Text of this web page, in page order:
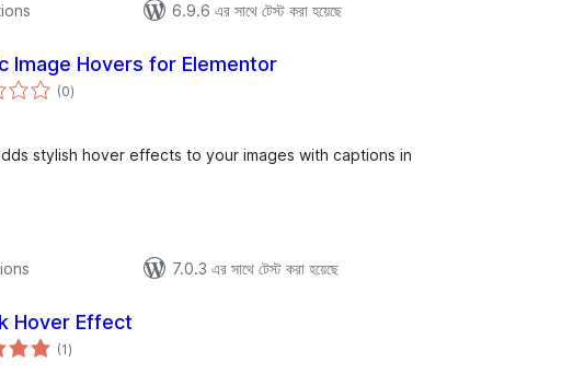
6.9.6 এর সাথে টেস্ট করা হয়েছে
Image Hovers for Elementor
(0total
ratings
)
stylish hover effects to your images with captions in
7.0.3 এর সাথে টেস্ট করা হয়েছে
Hover Effect
(1total
ratings
)